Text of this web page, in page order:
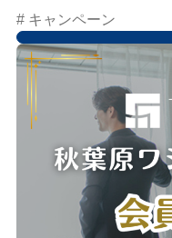
# キャンペーン